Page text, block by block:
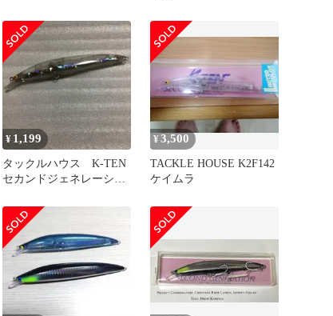
¥ 1,199
タックルハウス K-TEN
セカンドジェネレーショ
り品
¥3,500
TACKLE HOUSE K2F142
ケイムラ